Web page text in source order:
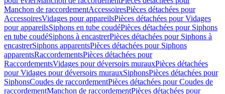
Manchon de raccordementAccessoiresPièces détachées pour
AccessoiresVidages pour appareilsPièces détachées pour Vidages
pour appareilsSiphons en tube coudéPièces détachées pour Siphons
en tube coudéSiphons à encastrerPièces détachées pour Siphons à
encastrerSiphons apparentsPièces détachées pour Siphons
apparentsRaccordementsPièces détachées pour
RaccordementsVidages pour déversoirs murauxPièces détachées
pour Vidages pour déversoirs murauxSiphonsPièces détachées pour
SiphonsCoudes de raccordementPièces détachées pour Coudes de
raccordementManchon de raccordementPièces détachées pour